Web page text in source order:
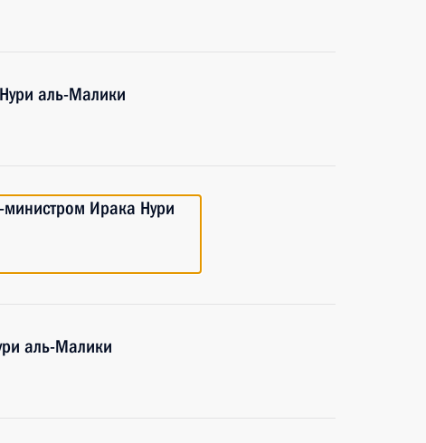
аль-Малики
министром Ирака Нури
аль-Малики